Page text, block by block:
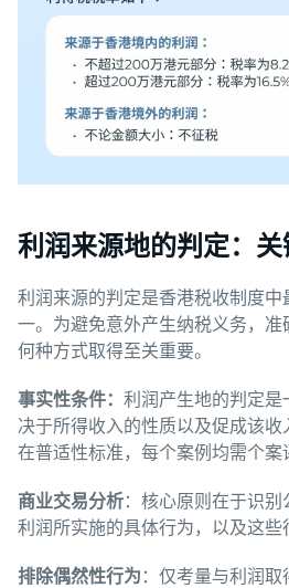
利润来源地的判定：关
利润来源的判定是香港税收制度
一。为避免意外产生纳税义务，
何种方式取得至关重要。
事实性条件： 利润产生地的判定是
决于所得收入的性质以及促成该
在普适性标准，每个案例均需个案
商业交易分析：核心原则在于识
利润所实施的具体行为，以及这些
排除偶然性行为 ：仅考量与利润取